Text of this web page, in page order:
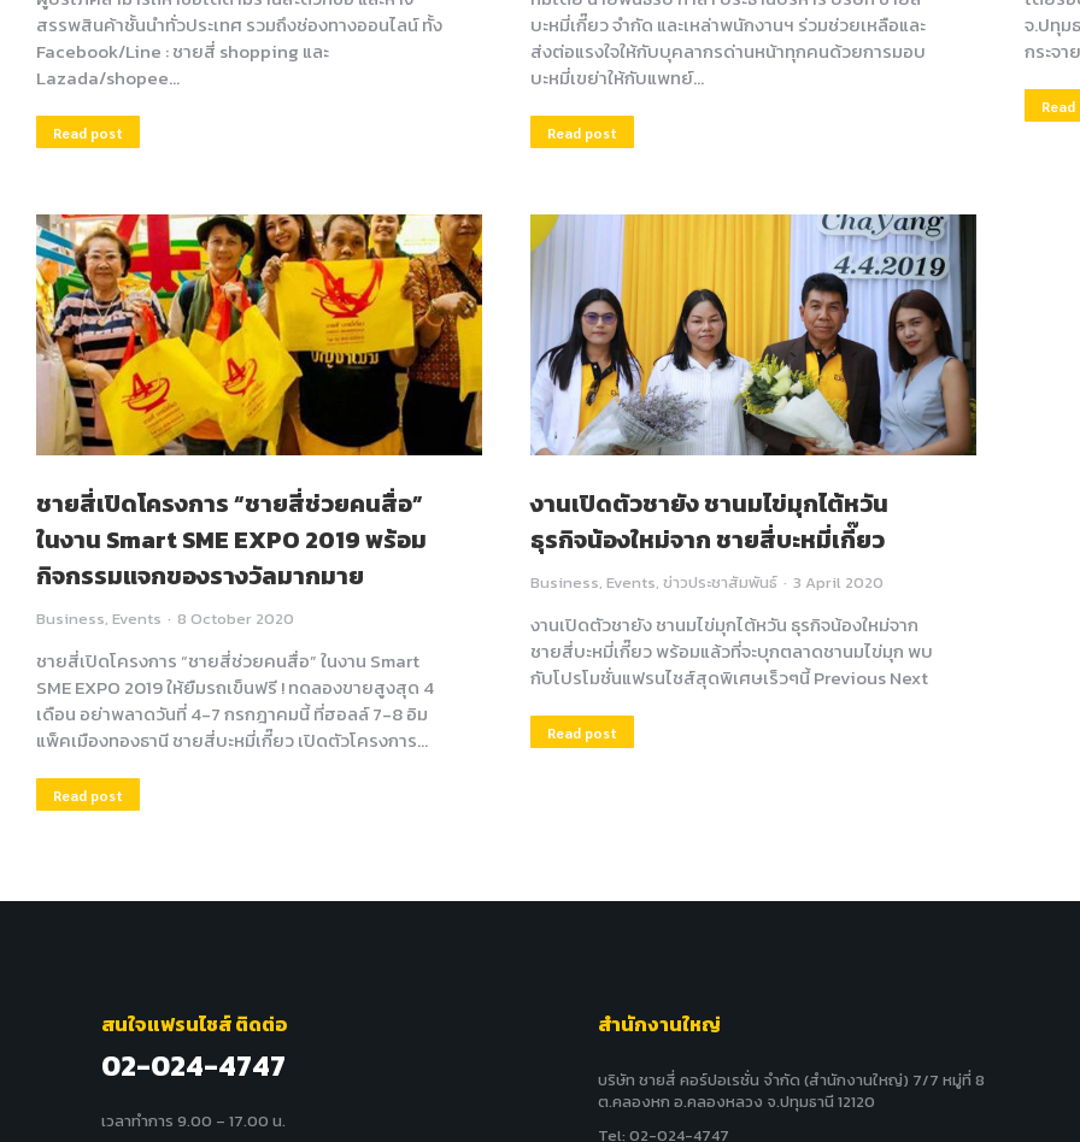
สรรพสินค้าชั้นนำทั่วประเทศ รวมถึงช่องทางออนไลน์ ทั้ง
Facebook/Line : ชายสี่ shopping และ
Lazada/shopee…
Read post
บะหมี่เกี๊ยว จำกัด และเหล่าพนักงานฯ ร่วมช่วยเหลือและ
ส่งต่อแรงใจให้กับบุคลากรด่านหน้าทุกคนด้วยการมอบ
บะหมี่เขย่าให้กับแพทย์…
Read post
จ.ปทุม
กระจ
ชายสี่เปิดโครงการ “ชายสี่ช่วยคนสื่อ”
ในงาน Smart SME EXPO 2019 พร้อม
กิจกรรมแจกของรางวัลมากมาย
Business, Events 8 October 2020
ชายสี่เปิดโครงการ “ชายสี่ช่วยคนสื่อ” ในงาน Smart
SME EXPO 2019 ให้ยืมรถเข็นฟรี ! ทดลองขายสูงสุด 4
เดือน อย่าพลาดวันที่ 4-7 กรกฎาคมนี้ ที่ฮอลล์ 7-8 อิม
แพ็คเมืองทองธานี ชายสี่บะหมี่เกี๊ยว เปิดตัวโครงการ…
Read post
งานเปิดตัวชายัง ชานมไข่มุกไต้หวัน
ธุรกิจน้องใหม่จาก ชายสี่บะหมี่เกี๊ยว
Business, Events, ข่าวประชาสัมพันธ์ 3 April 2020
งานเปิดตัวชายัง ชานมไข่มุกไต้หวัน ธุรกิจน้องใหม่จาก
ชายสี่บะหมี่เกี๊ยว พร้อมแล้วที่จะบุกตลาดชานมไข่มุก พบ
กับโปรโมชั่นแฟรนไชส์สุดพิเศษเร็วๆนี้ Previous Next
Read post
สนใจแฟรนไชส์ ติดต่อ
02-024-4747
เวลาทำการ 9.00 – 17.00 น.
สำนักงานใหญ่
บริษัท ชายสี่ คอร์ปอเรชั่น จำกัด (สำนักงานใหญ่) 7/7 หมู่ที่ 8
ต.คลองหก อ.คลองหลวง จ.ปทุมธานี 12120
Tel: 02-024-4747